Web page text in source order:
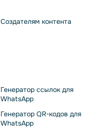
Создателям контента
Генератор ссылок для
WhatsApp
Генератор QR-кодов для
WhatsApp